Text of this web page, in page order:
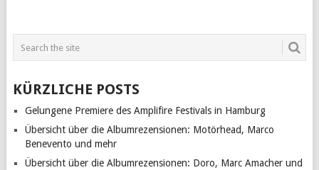
KÜRZLICHE POSTS
Gelungene Premiere des Amplifire Festivals in Hamburg
Übersicht über die Albumrezensionen: Motörhead, Marco
Benevento und mehr
Übersicht über die Albumrezensionen: Doro, Marc Amacher und